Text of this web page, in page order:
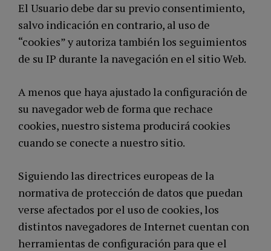
El Usuario debe dar su previo consentimiento,
salvo indicación en contrario, al uso de
“cookies” y autoriza también los seguimientos
de su IP durante la navegación en el sitio Web.
A menos que haya ajustado la configuración de
su navegador web de forma que rechace
cookies, nuestro sistema producirá cookies
cuando se conecte a nuestro sitio.
Siguiendo las directrices europeas de la
normativa de protección de datos que puedan
verse afectados por el uso de cookies, los
distintos navegadores de Internet cuentan con
herramientas de configuración para que el